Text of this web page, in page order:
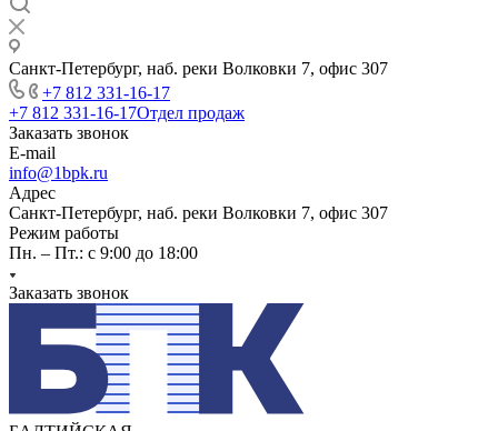
Санкт-Петербург, наб. реки Волковки 7, офис 307
+7 812 331-16-17
+7 812 331-16-17Отдел продаж
Заказать звонок
E-mail
info@1bpk.ru
Адрес
Санкт-Петербург, наб. реки Волковки 7, офис 307
Режим работы
Пн. – Пт.: с 9:00 до 18:00
Заказать звонок